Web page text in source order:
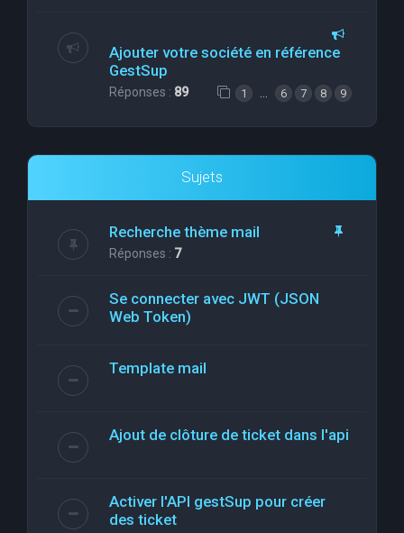
Ajouter votre société en référence
GestSup
Réponses : 89 1 6 7 8 9
Sujets
Recherche thème mail
Réponses : 7
Se connecter avec JWT (JSON
Web Token)
Template mail
Ajout de clôture de ticket dans l'api
Activer l'API gestSup pour créer
des ticket